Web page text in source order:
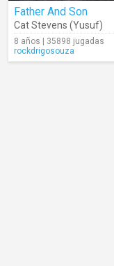
Father And Son
Cat Stevens (Yusuf)
8 años | 35898 jugadas
rockdrigosouza